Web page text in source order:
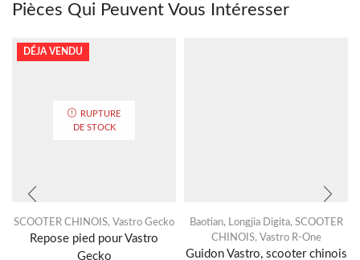
Pièces Qui Peuvent Vous Intéresser
RUPTURE
DE STOCK
DÉJA VENDU
SCOOTER CHINOIS, Vastro Gecko
Repose pied pour Vastro
Gecko
Baotian, Longjia Digita, SCOOTER
CHINOIS, Vastro R-One
Guidon Vastro, scooter chinois